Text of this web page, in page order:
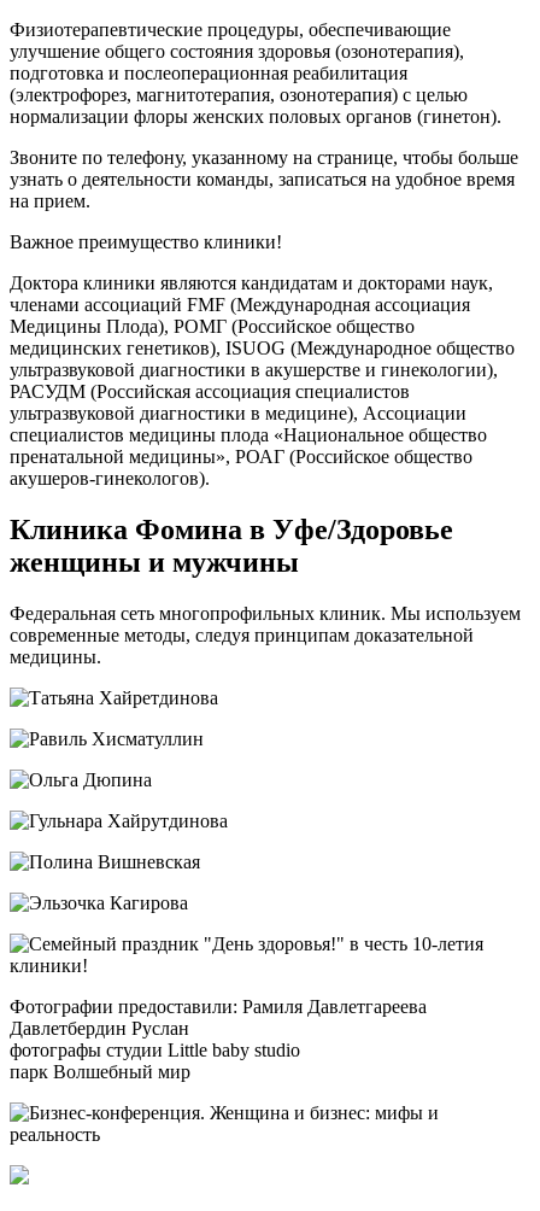
Физиотерапевтические процедуры, обеспечивающие
улучшение общего состояния здоровья (озонотерапия),
подготовка и послеоперационная реабилитация
(электрофорез, магнитотерапия, озонотерапия) с целью
нормализации флоры женских половых органов (гинетон).
Звоните по телефону, указанному на странице, чтобы больше
узнать о деятельности команды, записаться на удобное время
на прием.
Важное преимущество клиники!
Доктора клиники являются кандидатам и докторами наук,
членами ассоциаций FMF (Международная ассоциация
Медицины Плода), РОМГ (Российское общество
медицинских генетиков), ISUOG (Международное общество
ультразвуковой диагностики в акушерстве и гинекологии),
РАСУДМ (Российская ассоциация специалистов
ультразвуковой диагностики в медицине), Ассоциации
специалистов медицины плода «Национальное общество
пренатальной медицины», РОАГ (Российское общество
акушеров-гинекологов).
Клиника Фомина в Уфе/Здоровье
женщины и мужчины
Федеральная сеть многопрофильных клиник. Мы используем
современные методы, следуя принципам доказательной
медицины.
Фотографии предоставили: Рамиля Давлетгареева
Давлетбердин Руслан
фотографы студии Little baby studio
парк Волшебный мир